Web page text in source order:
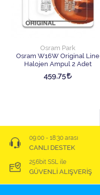
Osram Park
Osram W16W Original Line
Halojen Ampul 2 Adet
459,75
09:00 - 18:30 arası
CANLI DESTEK
256bit SSL ile
GÜVENLİ ALIŞVERİŞ